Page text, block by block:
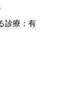
診療：有